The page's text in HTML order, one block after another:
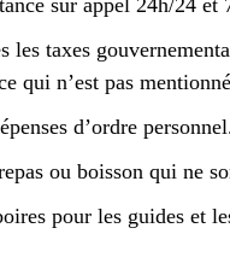
sur appel 24h/24 et
les taxes
qui n’est pas
d’ordre
ou boisson qui ne
pour les guides et